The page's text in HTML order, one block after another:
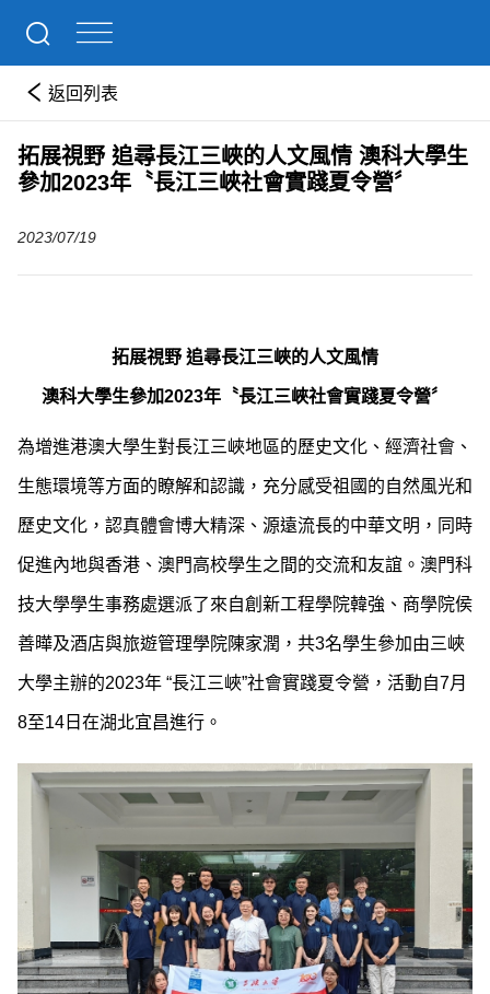
返回列表
拓展視野 追尋長江三峽的人文風情 澳科大學生
參加2023年〝長江三峽社會實踐夏令營〞
2023/07/19
拓展視野 追尋長江三峽的人文風情
澳科大學生參加2023年〝長江三峽社會實踐夏令營〞
為增進港澳大學生對長江三峽地區的歷史文化、經濟社會、
生態環境等方面的瞭解和認識，充分感受祖國的自然風光和
歷史文化，認真體會博大精深、源遠流長的中華文明，同時
促進內地與香港、澳門高校學生之間的交流和友誼。澳門科
技大學學生事務處選派了來自創新工程學院韓強、商學院侯
善曄及酒店與旅遊管理學院陳家潤，共3名學生參加由三峽
大學主辦的2023年 “長江三峽”社會實踐夏令營，活動自7月
8至14日在湖北宜昌進行。